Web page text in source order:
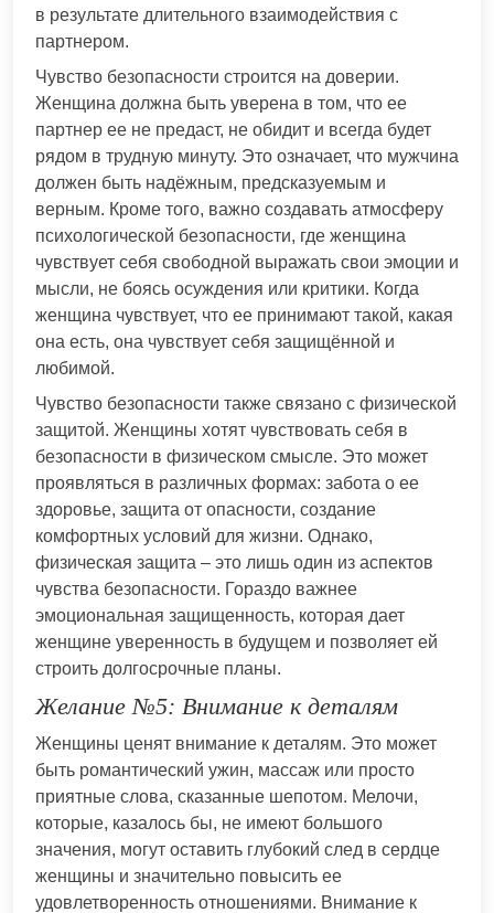
в результате длительного взаимодействия с
партнером.
Чувство безопасности строится на доверии.
Женщина должна быть уверена в том, что ее
партнер ее не предаст, не обидит и всегда будет
рядом в трудную минуту. Это означает, что мужчина
должен быть надёжным, предсказуемым и
верным. Кроме того, важно создавать атмосферу
психологической безопасности, где женщина
чувствует себя свободной выражать свои эмоции и
мысли, не боясь осуждения или критики. Когда
женщина чувствует, что ее принимают такой, какая
она есть, она чувствует себя защищённой и
любимой.
Чувство безопасности также связано с физической
защитой. Женщины хотят чувствовать себя в
безопасности в физическом смысле. Это может
проявляться в различных формах: забота о ее
здоровье, защита от опасности, создание
комфортных условий для жизни. Однако,
физическая защита – это лишь один из аспектов
чувства безопасности. Гораздо важнее
эмоциональная защищенность, которая дает
женщине уверенность в будущем и позволяет ей
строить долгосрочные планы.
Желание №5: Внимание к деталям
Женщины ценят внимание к деталям. Это может
быть романтический ужин, массаж или просто
приятные слова, сказанные шепотом. Мелочи,
которые, казалось бы, не имеют большого
значения, могут оставить глубокий след в сердце
женщины и значительно повысить ее
удовлетворенность отношениями. Внимание к